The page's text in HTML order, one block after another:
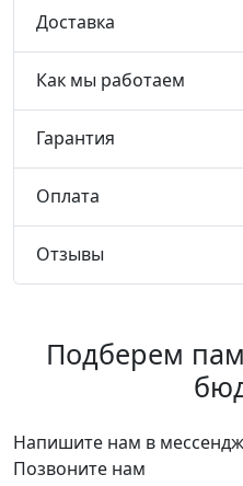
Доставка
Как мы работаем
Гарантия
Оплата
Отзывы
Подберем
Напишите нам в
Позвоните нам